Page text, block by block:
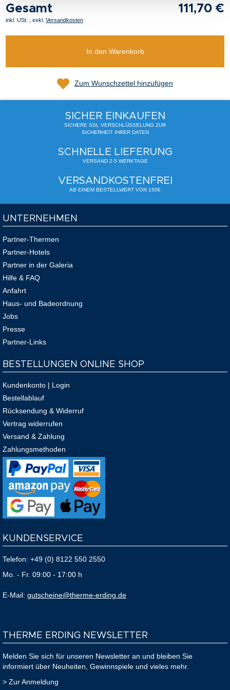
Gesamt 111,70 €
inkl. USt. , exkl. Versandkosten
In den Warenkorb
Zum Wunschzettel hinzufügen
SICHER EINKAUFEN
SICHERE SSL VERSCHLÜSSELUNG ZUR
SICHERHEIT IHRER DATEN
SCHNELLE LIEFERUNG
VERSAND 2-5 WERKTAGE
VERSANDKOSTENFREI
AB EINEM BESTELLWERT VON 150€
UNTERNEHMEN
Partner-Thermen
Partner-Hotels
Partner in der Galeria
Hilfe & FAQ
Anfahrt
Haus- und Badeordnung
Jobs
Presse
Partner-Links
BESTELLUNGEN ONLINE SHOP
Kundenkonto | Login
Bestellablauf
Rücksendung & Widerruf
Vertrag widerrufen
Versand & Zahlung
Zahlungsmethoden
KUNDENSERVICE
Telefon: +49 (0) 8122 550 2550
Mo. - Fr. 09:00 - 17:00 h
E-Mail: gutscheine@therme-erding.de
THERME ERDING NEWSLETTER
Melden Sie sich für unseren Newsletter an und bleiben Sie
informiert über Neuheiten, Gewinnspiele und vieles mehr.
> Zur Anmeldung